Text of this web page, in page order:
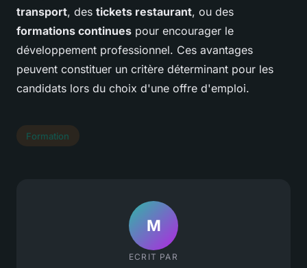
transport, des tickets restaurant, ou des
formations continues pour encourager le
développement professionnel. Ces avantages
peuvent constituer un critère déterminant pour les
candidats lors du choix d'une offre d'emploi.
Formation
M
ECRIT PAR